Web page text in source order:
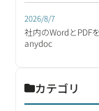
2026/8/7
社内のWordとPDF
anydoc
カテゴリ